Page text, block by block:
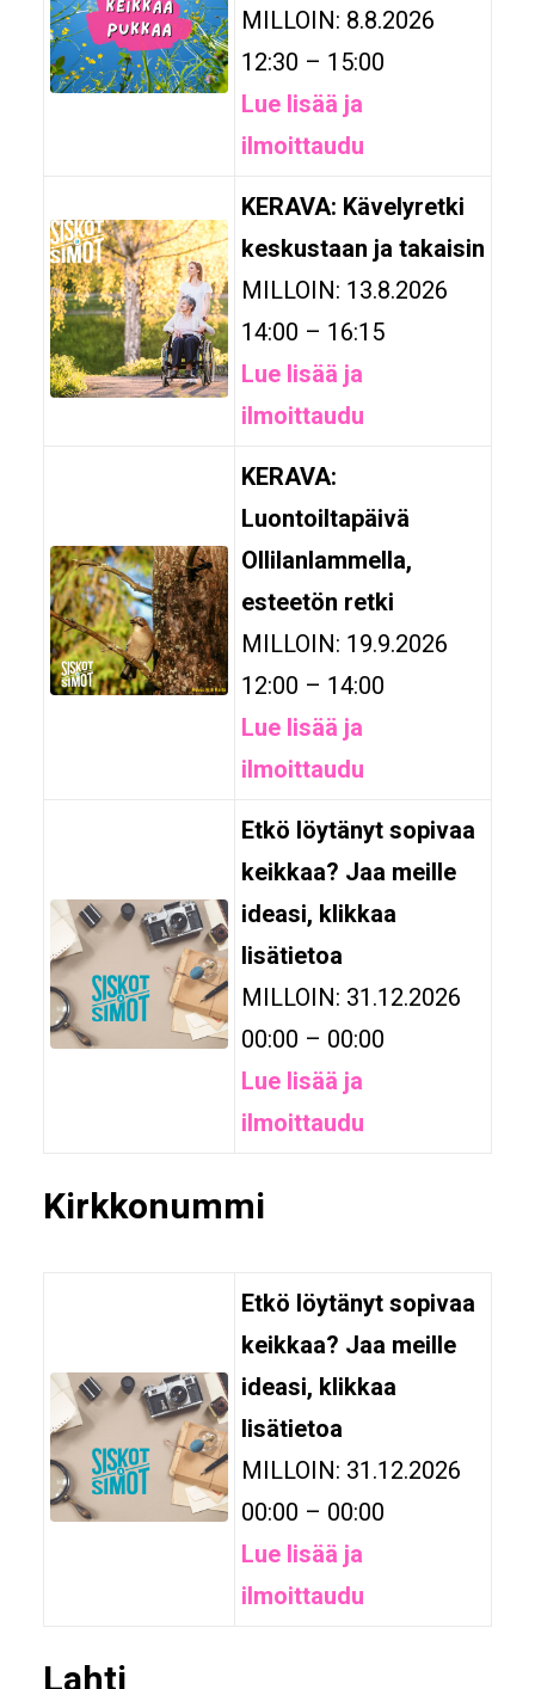
MILLOIN: 8.8.2026
12:30 – 15:00
Lue lisää ja
ilmoittaudu
KERAVA: Kävelyretki
keskustaan ja takaisin
MILLOIN: 13.8.2026
14:00 – 16:15
Lue lisää ja
ilmoittaudu
KERAVA:
Luontoiltapäivä
Ollilanlammella,
esteetön retki
MILLOIN: 19.9.2026
12:00 – 14:00
Lue lisää ja
ilmoittaudu
Etkö löytänyt sopivaa
keikkaa? Jaa meille
ideasi, klikkaa
lisätietoa
MILLOIN: 31.12.2026
00:00 – 00:00
Lue lisää ja
ilmoittaudu
Kirkkonummi
Etkö löytänyt sopivaa
keikkaa? Jaa meille
ideasi, klikkaa
lisätietoa
MILLOIN: 31.12.2026
00:00 – 00:00
Lue lisää ja
ilmoittaudu